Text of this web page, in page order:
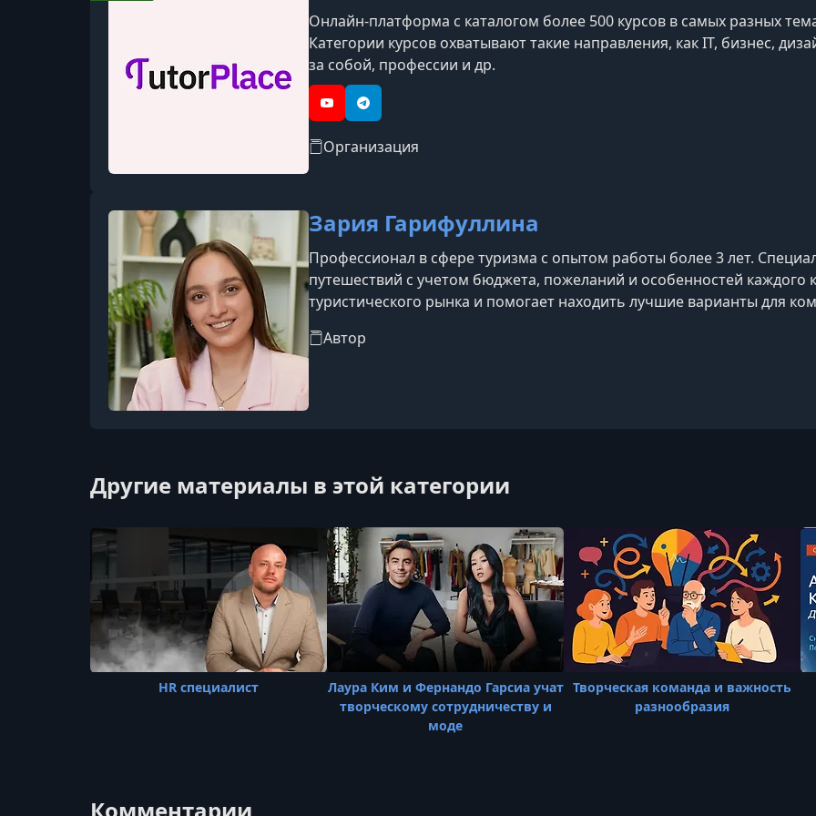
Онлайн-платформа с каталогом более 500 курсов в самых разных
Категории курсов охватывают такие направления, как IT, бизнес,
за собой, профессии и др.
YouTubeTelegram
Организация
Зария Гарифуллина
Профессионал в сфере туризма с опытом работы более 3 лет.
путешествий с учетом бюджета, пожеланий и особенностей
туристического рынка и помогает находить лучшие варианты для
Автор
Другие материалы в этой категории
HR специалист
Лаура Ким и Фернандо Гарсиа учат
творческому сотрудничеству и
моде
Творческая команда и важность
разнообразия
Комментарии